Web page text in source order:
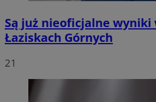
Są już nieoficjalne
Łaziskach Górnych
21